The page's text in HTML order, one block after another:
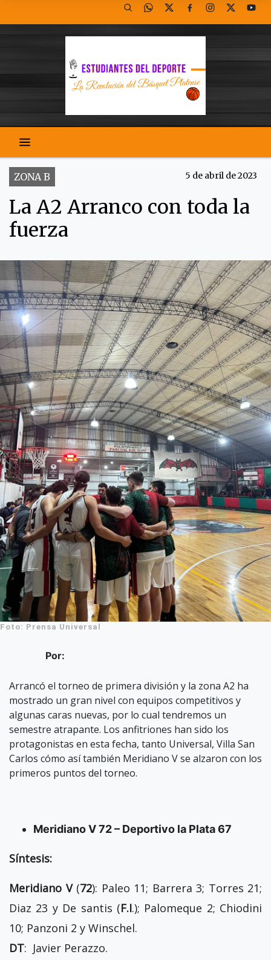
ZONA B 5 de abril de 2023
La A2 Arranco con toda la
fuerza
Foto: Prensa Universal
Por:
Arrancó el torneo de primera división y la zona A2 ha
mostrado un gran nivel con equipos competitivos y
algunas caras nuevas, por lo cual tendremos un
semestre atrapante. Los anfitriones han sido los
protagonistas en esta fecha, tanto Universal, Villa San
Carlos cómo así también Meridiano V se alzaron con los
primeros puntos del torneo.
Meridiano V 72 – Deportivo la Plata 67
Síntesis:
Meridiano V(72): Paleo 11; Barrera 3; Torres 21;
Diaz 23 y De santis (F.I.); Palomeque 2; Chiodini
10; Panzoni 2 y Winschel.
DT: Javier Perazzo.